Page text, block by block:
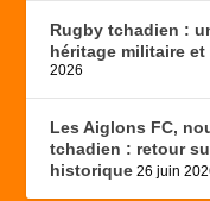
Rugby tchadien :
héritage militaire
2026
Les Aiglons FC,
tchadien : retour
historique 26 juin